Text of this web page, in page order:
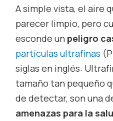
A simple vista, el aire
parecer limpio, pero
esconde un peligro
partículas ultrafinas
siglas en inglés:
tamaño tan pequeño
de detectar, son una
amenazas para la